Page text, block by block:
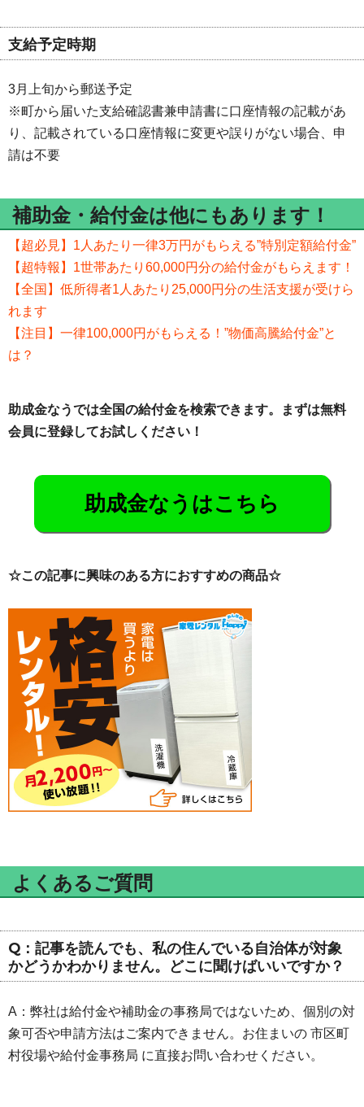
支給予定時期
3月上旬から郵送予定
※町から届いた支給確認書兼申請書に口座情報の記載があ
り、記載されている口座情報に変更や誤りがない場合、申
請は不要
補助金・給付金は他にもあります！
【超必見】1人あたり一律3万円がもらえる”特別定額給付金”
【超特報】1世帯あたり60,000円分の給付金がもらえます！
【全国】低所得者1人あたり25,000円分の生活支援が受けら
れます
【注目】一律100,000円がもらえる！”物価高騰給付金”と
は？
助成金なうでは全国の給付金を検索できます。まずは無料
会員に登録してお試しください！
助成金なうはこちら
☆この記事に興味のある方におすすめの商品☆
よくあるご質問
Q：記事を読んでも、私の住んでいる自治体が対象
かどうかわかりません。どこに聞けばいいですか？
A：弊社は給付金や補助金の事務局ではないため、個別の対
象可否や申請方法はご案内できません。お住まいの 市区町
村役場や給付金事務局 に直接お問い合わせください。